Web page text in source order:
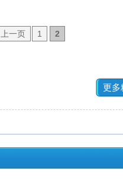
上一页 1 2
更多